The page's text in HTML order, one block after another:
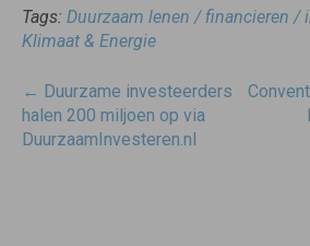
Tags: Duurzaam lenen / financieren /
Klimaat & Energie
Post
navigatie
← Duurzame investeerders
halen 200 miljoen op via
DuurzaamInvesteren.nl